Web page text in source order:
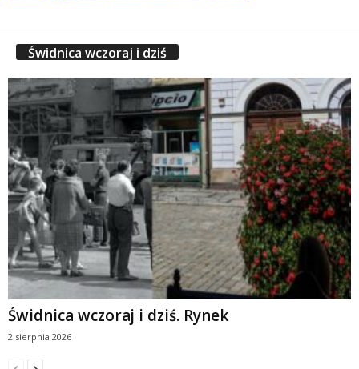
Świdnica wczoraj i dziś
Świdnica wczoraj i dziś. Rynek
2 sierpnia 2026